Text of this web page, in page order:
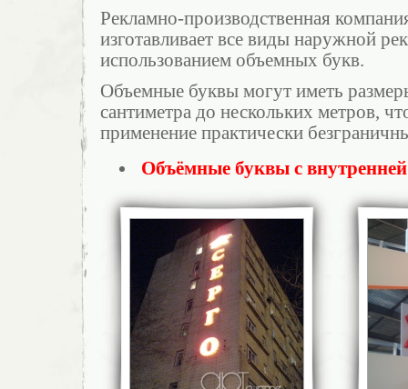
Рекламно-производственная
изготавливает все виды наружной
использованием объемных букв.
Объемные буквы могут иметь
сантиметра до нескольких метров,
применение практически
Объёмные буквы с